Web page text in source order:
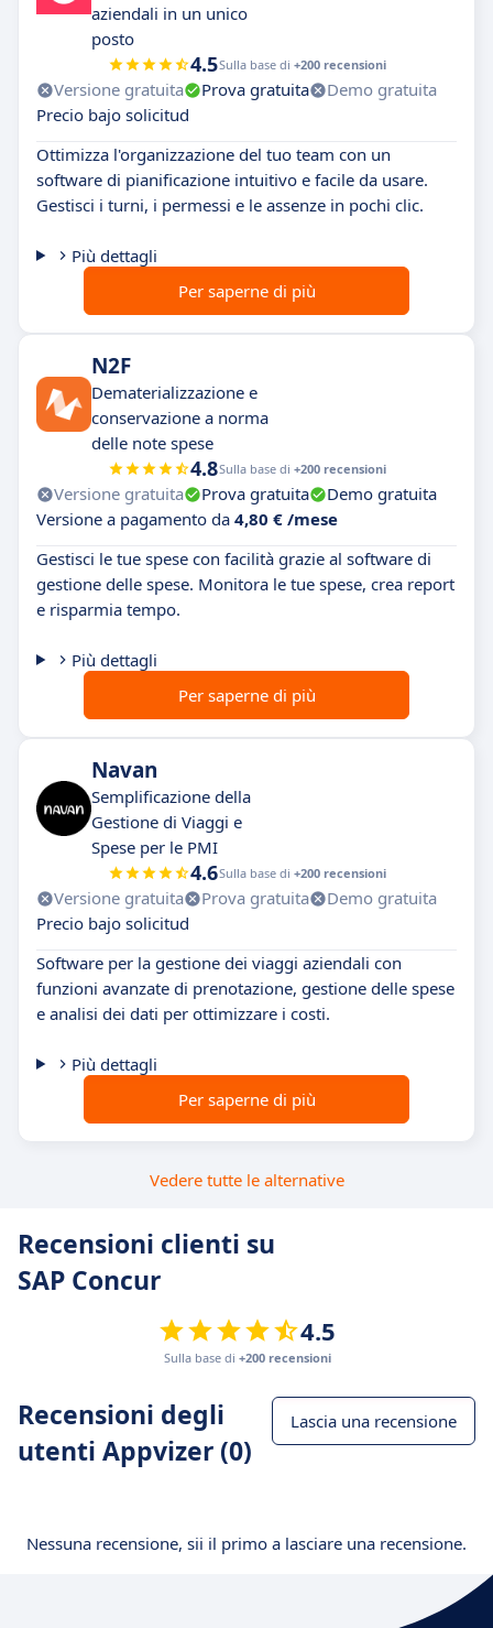
aziendali in un unico
posto
4.5Sulla base di +200 recensioni
Versione gratuita Prova gratuita
Demo gratuita
Precio bajo solicitud
Ottimizza l'organizzazione del tuo team con un
software di pianificazione intuitivo e facile da usare.
Gestisci i turni, i permessi e le assenze in pochi clic.
Più dettagli
Per saperne di più
N2F
Dematerializzazione e
conservazione a norma
delle note spese
4.8Sulla base di +200 recensioni
Versione gratuita Prova gratuita
Demo gratuita
Versione a pagamento da 4,80 € /mese
Gestisci le tue spese con facilità grazie al software di
gestione delle spese. Monitora le tue spese, crea report
e risparmia tempo.
Più dettagli
Per saperne di più
Navan
Semplificazione della
Gestione di Viaggi e
Spese per le PMI
4.6Sulla base di +200 recensioni
Versione gratuita Prova gratuita
Demo gratuita
Precio bajo solicitud
Software per la gestione dei viaggi aziendali con
funzioni avanzate di prenotazione, gestione delle spese
e analisi dei dati per ottimizzare i costi.
Più dettagli
Per saperne di più
Vedere tutte le alternative
Recensioni clienti su
SAP Concur
4.5
Sulla base di +200 recensioni
Recensioni degli
utenti Appvizer (0)
Lascia una recensione
Nessuna recensione, sii il primo a lasciare una recensione.